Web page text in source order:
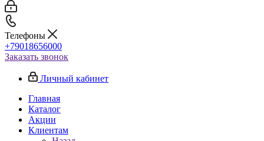
Телефоны
+79018656000
Заказать звонок
Личный кабинет
Главная
Каталог
Акции
Клиентам